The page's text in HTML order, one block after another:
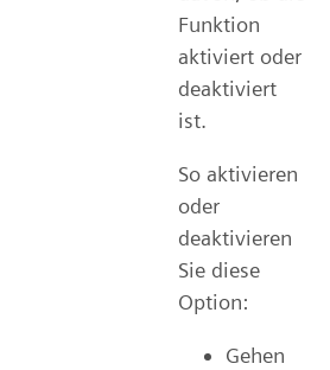
Funktion
aktiviert oder
deaktiviert
ist.
So aktivieren
oder
deaktivieren
Sie diese
Option:
Gehen